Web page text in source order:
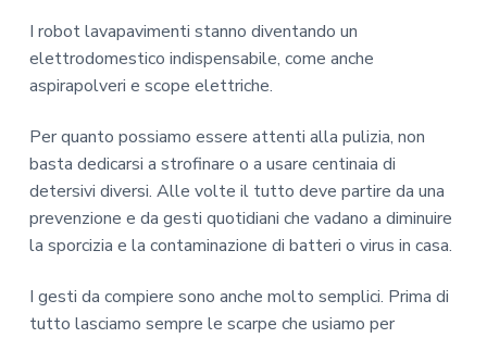
I robot lavapavimenti stanno diventando un
elettrodomestico indispensabile, come anche
aspirapolveri e scope elettriche.
Per quanto possiamo essere attenti alla pulizia, non
basta dedicarsi a strofinare o a usare centinaia di
detersivi diversi. Alle volte il tutto deve partire da una
prevenzione e da gesti quotidiani che vadano a diminuire
la sporcizia e la contaminazione di batteri o virus in casa.
I gesti da compiere sono anche molto semplici. Prima di
tutto lasciamo sempre le scarpe che usiamo per